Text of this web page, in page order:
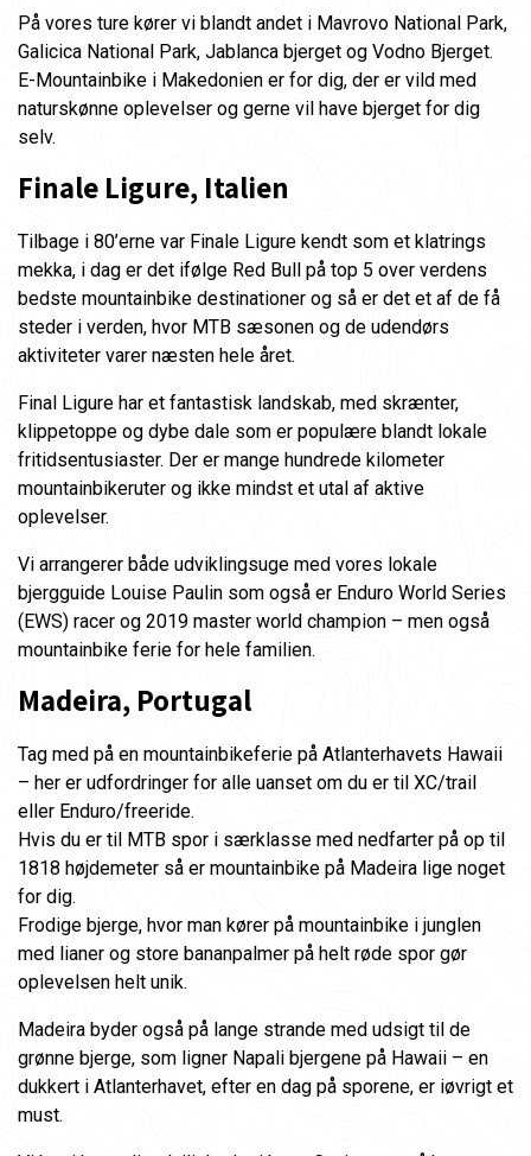
På vores ture kører vi blandt andet i Mavrovo National Park,
Galicica National Park, Jablanca bjerget og Vodno Bjerget.
E-Mountainbike i Makedonien er for dig, der er vild med
naturskønne oplevelser og gerne vil have bjerget for dig
selv.
Finale Ligure, Italien
Tilbage i 80’erne var Finale Ligure kendt som et klatrings
mekka, i dag er det ifølge Red Bull på top 5 over verdens
bedste mountainbike destinationer og så er det et af de få
steder i verden, hvor MTB sæsonen og de udendørs
aktiviteter varer næsten hele året.
Final Ligure har et fantastisk landskab, med skrænter,
klippetoppe og dybe dale som er populære blandt lokale
fritidsentusiaster. Der er mange hundrede kilometer
mountainbikeruter og ikke mindst et utal af aktive
oplevelser.
Vi arrangerer både udviklingsuge med vores lokale
bjergguide Louise Paulin som også er Enduro World Series
(EWS) racer og 2019 master world champion – men også
mountainbike ferie for hele familien.
Madeira, Portugal
Tag med på en mountainbikeferie på Atlanterhavets Hawaii
– her er udfordringer for alle uanset om du er til XC/trail
eller Enduro/freeride.
Hvis du er til MTB spor i særklasse med nedfarter på op til
1818 højdemeter så er mountainbike på Madeira lige noget
for dig.
Frodige bjerge, hvor man kører på mountainbike i junglen
med lianer og store bananpalmer på helt røde spor gør
oplevelsen helt unik.
Madeira byder også på lange strande med udsigt til de
grønne bjerge, som ligner Napali bjergene på Hawaii – en
dukkert i Atlanterhavet, efter en dag på sporene, er iøvrigt et
must.